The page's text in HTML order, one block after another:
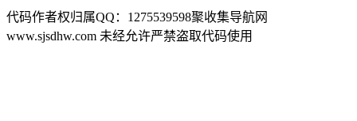
代码作者权归属QQ：1275539598聚收集导航网
www.sjsdhw.com 未经允许严禁盗取代码使用